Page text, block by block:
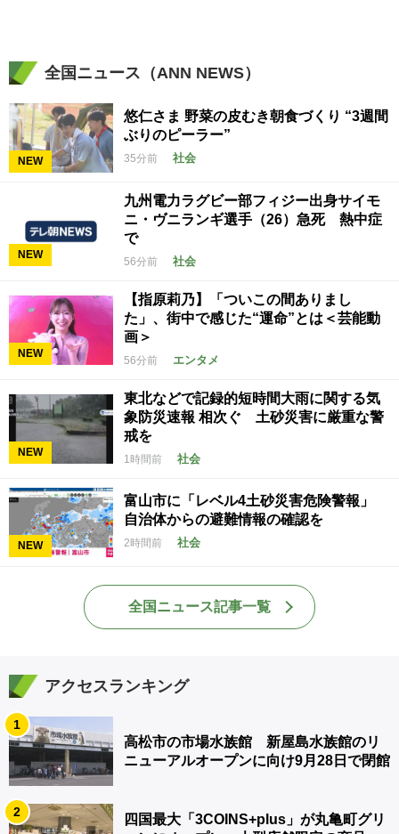
全国ニュース（ANN NEWS）
NEW
悠仁さま 野菜の皮むき朝食づくり “3週間
ぶりのピーラー”
35分前 社会
NEW
九州電力ラグビー部フィジー出身サイモ
ニ・ヴニランギ選手（26）急死 熱中症
で
56分前 社会
NEW
【指原莉乃】「ついこの間ありまし
た」、街中で感じた“運命”とは＜芸能動
画＞
56分前 エンタメ
NEW
東北などで記録的短時間大雨に関する気
象防災速報 相次ぐ 土砂災害に厳重な警
戒を
1時間前 社会
NEW
富山市に「レベル4土砂災害危険警報」
自治体からの避難情報の確認を
2時間前 社会
全国ニュース記事一覧
アクセスランキング
1
高松市の市場水族館 新屋島水族館のリ
ニューアルオープンに向け9月28日で閉館
2
四国最大「3COINS+plus」が丸亀町グリ